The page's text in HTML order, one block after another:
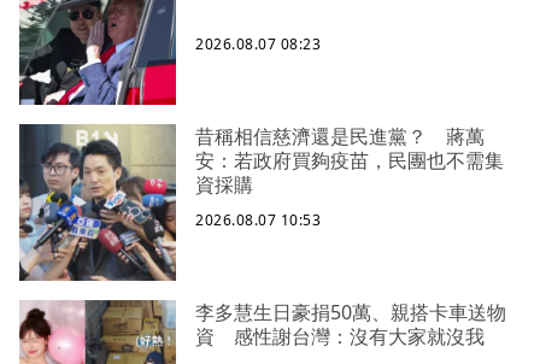
2026.08.07 08:23
昔稱相信慈濟還是民進黨？ 蔣萬
安：若政府買夠疫苗，民團也不需集
資採購
2026.08.07 10:53
李多慧生日豪捐50萬、親搭卡車送物
資 感性謝台灣：沒有大家就沒我